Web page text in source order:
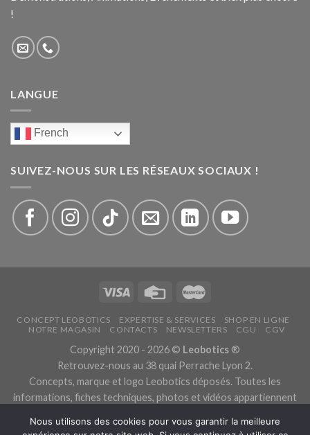
!
LANGUE
French
SUIVEZ-NOUS SUR LES RÉSEAUX SOCIAUX !
CONCEPT LEOBOTICS EXPERTISE & SERVICES
SHOP EN LIGNE
NOTRE MAGASIN
CONTACTS NEWSLETTERS CGU CGV
Copyright 2020 - 2026 © Leobotics ®
Retrouvez-nous au 38 quai Perrache Lyon 2.
Concepts, marque et logo Leobotics déposés. Toutes les
informations, fiches techniques, photos et vidéos appartiennent
Les traductions sont automatiques, veuillez nous excuser pour
Nous utilisons des cookies pour vous garantir la meilleure